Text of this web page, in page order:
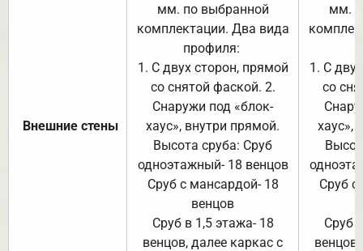
Внешние стены
мм. по выбранной
комплектации. Два вида
профиля:
1. С двух сторон, прямой
со снятой фаской. 2.
Снаружи под «блок-
хаус», внутри прямой.
Высота сруба: Сруб
одноэтажный- 18 венцов
Сруб с мансардой- 18
венцов
Сруб в 1,5 этажа- 18
венцов, далее каркас с
мм.
1. С
со
хаус»,
Сруб с
Сруб